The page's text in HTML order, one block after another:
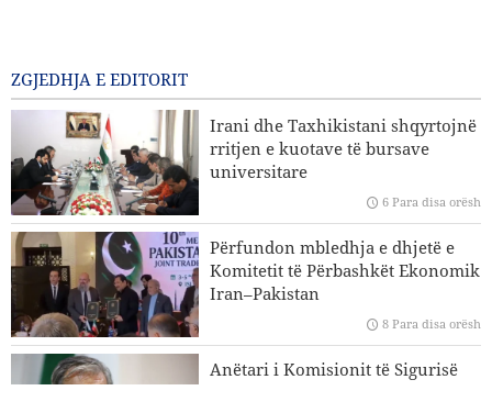
Sulme ajrore dhe bombardime artilerie të regjimit sionist
në jug të Libanit
Eksperti iranian i çështjeve ndërkombëtare: Strategjitë e
Iranit në lidhje me Ngushticën e Hormuzit nuk kanë
ndryshuar
Hakan Fidan: Izraeli nuk ka asnjë synim për të arritur
paqen
Trump reagon me zemërim ndaj fitores së kandidatit pro-
Palestinë në Michigan
ZGJEDHJA E EDITORIT
Irani dhe Taxhikistani shqyrtojnë
rritjen e kuotave të bursave
universitare
6 Para disa orësh
Përfundon mbledhja e dhjetë e
Komitetit të Përbashkët Ekonomik
Iran–Pakistan
8 Para disa orësh
Anëtari i Komisionit të Sigurisë